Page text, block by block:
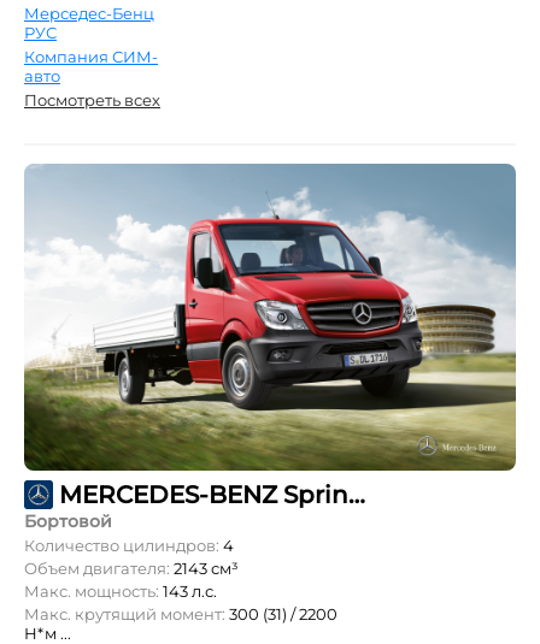
Мерседес-Бенц
РУС
Компания СИМ-
авто
Посмотреть всех
MERCEDES-BENZ Sprinter 314 CDI L1 OneCab 3,5т
Бортовой
Количество цилиндров: 4
Объем двигателя: 2143 см³
Макс. мощность: 143 л.с.
Макс. крутящий момент: 300 (31) / 2200
Н*м ...